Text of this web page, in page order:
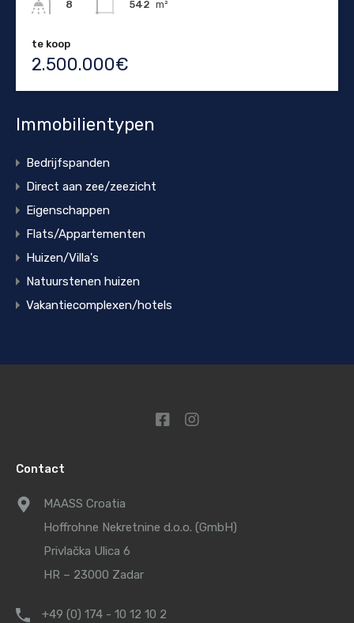
8
542 m²
te koop
2.500.000€
Immobilientypen
Bedrijfspanden
Direct aan zee/zeezicht
Eigenschappen
Flats/Appartementen
Huizen/Villa's
Natuurstenen huizen
Vakantiecomplexen/hotels
Contact
MAASS Croatia
Hoffrohne Nekretnine d.o.o. (GmbH)
Privlačka Ulica 6
HR – 23000 Zadar
+49 (0) 174 - 10 12 10 2